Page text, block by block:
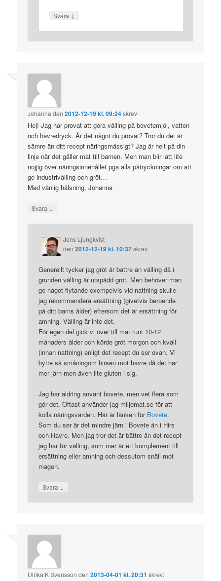
Svara ↓
Johanna den2012-12-19 kl. 09:24skrev:
Hej! Jag har provat att göra välling på bovetemjöl, vatten
och havredryck. Är det något du provat? Tror du det är
sämre än ditt recept näringsmässigt? Jag är helt på din
linje när det gäller mat till barnen. Men man blir lätt lite
nojjig över näringsinnehållet pga alla påtryckningar om att
ge industrivälling och gröt…
Med vänlig hälsning, Johanna
Svara ↓
Jens Ljungkvist
den2012-12-19 kl. 10:37skrev:
Generellt tycker jag gröt är bättre än välling då i
grunden välling är utspädd gröt. Men behöver man
ge något flytande exempelvis vid nattning skulle
jag rekommendera ersättning (givetvis beroende
på ditt barns ålder) eftersom det är ersättning för
amning. Välling är inte det.
För egen del gick vi över till mat runt 10-12
månaders ålder och körde gröt morgon och kväll
(innan nattning) enligt det recept du ser ovan. Vi
bytte så småningom hirsen mot havre då det har
mer järn men även lite gluten i sig.
Jag har aldring använt bovete, men vet flera som
gör det. Oftast använder jag miljomat.se för att
kolla näringsvärden. Här är länken för Bovete.
Som du ser är det mindre järn i Bovete än i Hirs
och Havre. Men jag tror det är bättre än det recept
jag har för välling, som mer är ett komplement till
ersättning eller amning och dessutom snäll mot
magen.
Svara ↓
Ulrika K Svensson den2013-04-01 kl. 20:31 skrev: